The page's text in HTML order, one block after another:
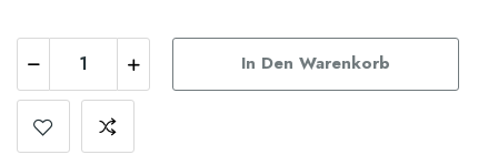
In Den Warenkorb